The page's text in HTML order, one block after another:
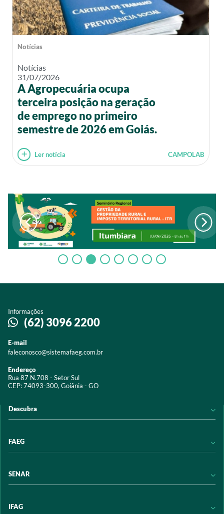
Notícias
Notícias
31/07/2026
A Agropecuária ocupa
terceira posição na geração
de emprego no primeiro
semestre de 2026 em Goiás.
Ler notícia CAMPOLAB
Informações
(62) 3096 2200
E-mail
faleconosco@sistemafaeg.com.br
Endereço
Rua 87 N.708 - Setor Sul
CEP: 74093-300, Goiânia - GO
Descubra
Acervo digital
Programas e Serviços
Trabalhe conosco
FAEG
Transparência
SENAR
Transparência
IFAG